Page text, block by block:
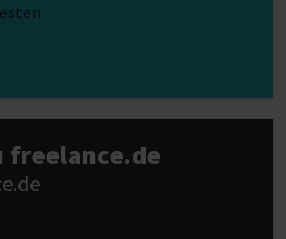
freelance.de